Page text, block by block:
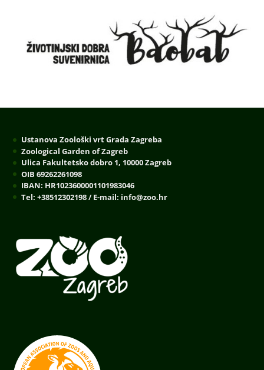
Ustanova Zoološki vrt Grada Zagreba
Zoological Garden of Zagreb
Ulica Fakultetsko dobro 1, 10000 Zagreb
OIB 69262261098
IBAN: HR1023600001101983046
Tel: +38512302198 / E-mail: info@zoo.hr